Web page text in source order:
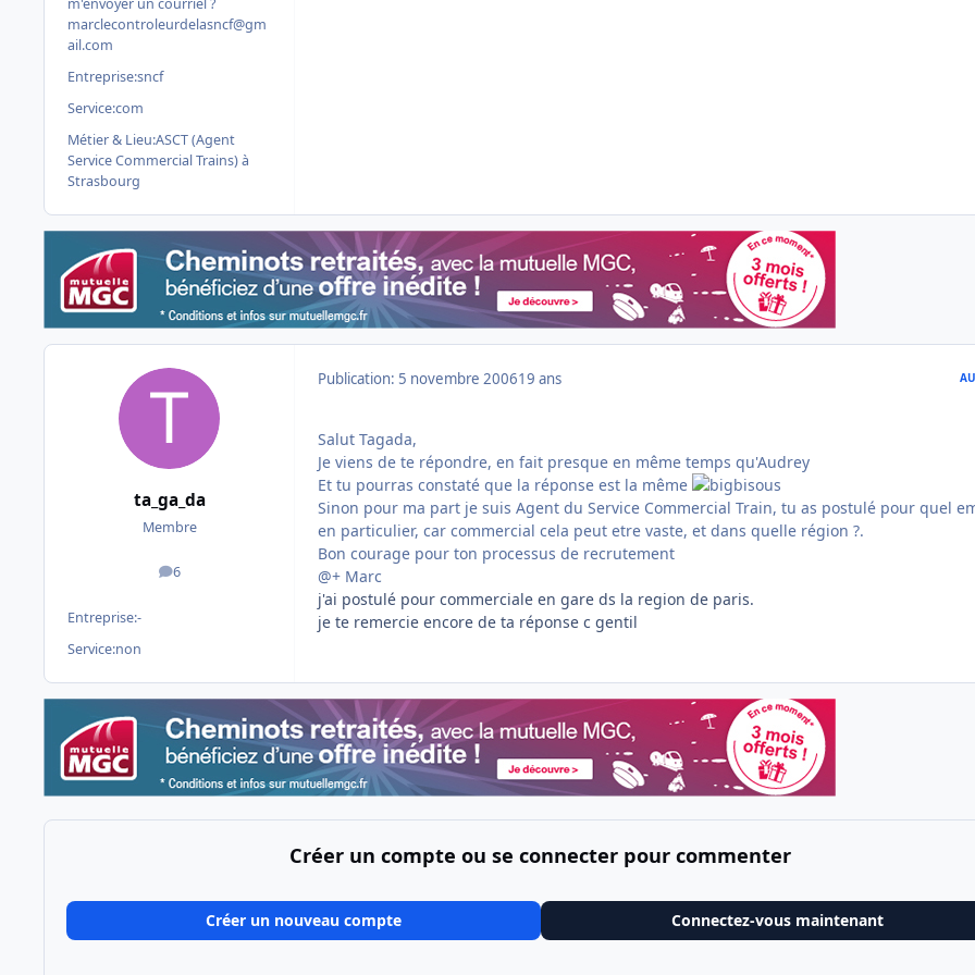
marclecontroleurdelasncf@gm
ail.com
Entreprise:sncf
Service:com
Métier & Lieu:ASCT (Agent
Service Commercial Trains) à
Strasbourg
ta_ga_da
Membre
6
messages
Entreprise:-
Service:non
Publication: 5 novembre 200619 ans
Salut Tagada,
Je viens de te répondre, en fait presque en même temps qu'Audrey
Et tu pourras constaté que la réponse est la même
Sinon pour ma part je suis Agent du Service Commercial Train, tu as postulé pour quel
en particulier, car commercial cela peut etre vaste, et dans quelle région ?.
Bon courage pour ton processus de recrutement
@+ Marc
j'ai postulé pour commerciale en gare ds la region de paris.
je te remercie encore de ta réponse c gentil
Créer un compte ou se connecter pour commenter
Créer un nouveau compte Connectez-vous maintenant